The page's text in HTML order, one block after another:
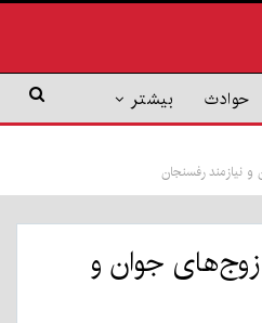
حوادث بیشتر
نیازمند رفسنجان
جوان و